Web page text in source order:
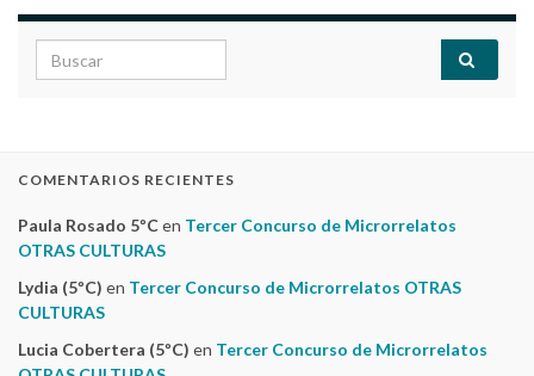
Search for:
COMENTARIOS RECIENTES
Paula Rosado 5ºCen Tercer Concurso de Microrrelatos
OTRAS CULTURAS
Lydia (5ºC) en Tercer Concurso de Microrrelatos OTRAS
CULTURAS
Lucia Cobertera (5ºC) en Tercer Concurso de Microrrelatos